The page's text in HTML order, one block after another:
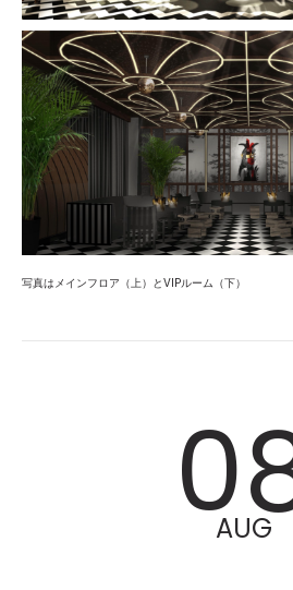
写真はメインフロア（上）とVIPルーム（下）
AUG